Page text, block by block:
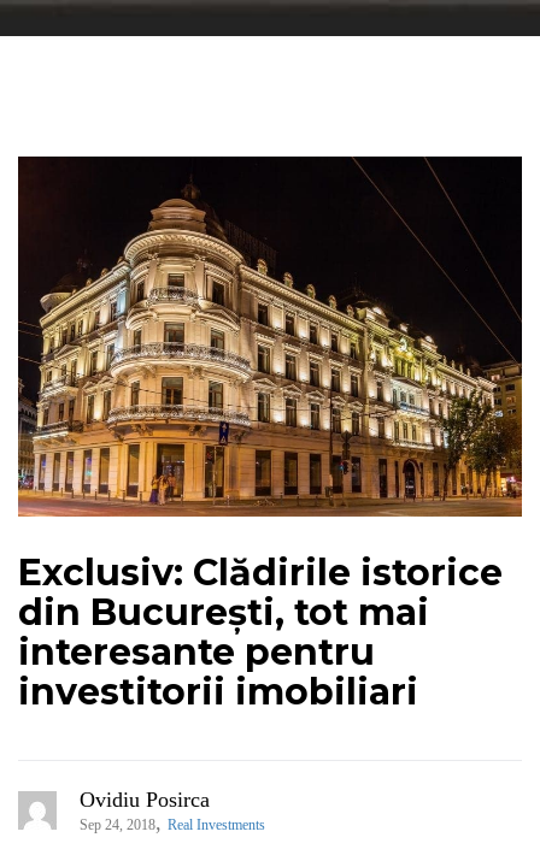
Exclusiv: Clădirile istorice
din București, tot mai
interesante pentru
investitorii imobiliari
Ovidiu Posirca
Sep 24, 2018, Real Investments